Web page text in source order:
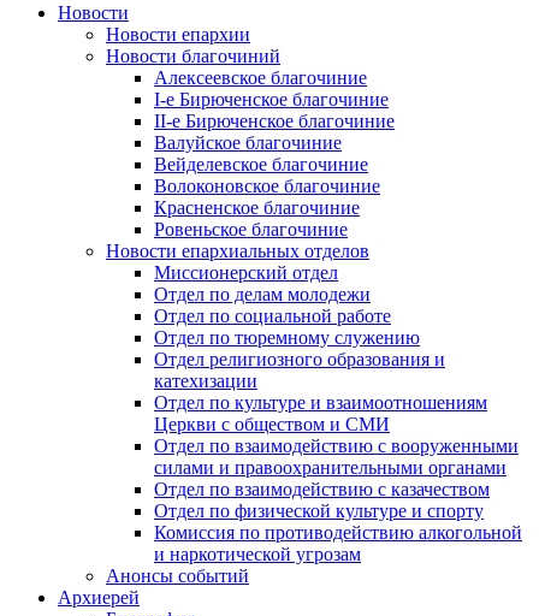
Новости
Новости епархии
Новости благочиний
Алексеевское благочиние
I-е Бирюченское благочиние
II-е Бирюченское благочиние
Валуйское благочиние
Вейделевское благочиние
Волоконовское благочиние
Красненское благочиние
Ровеньское благочиние
Новости епархиальных отделов
Миссионерский отдел
Отдел по делам молодежи
Отдел по социальной работе
Отдел по тюремному служению
Отдел религиозного образования и
катехизации
Отдел по культуре и взаимоотношениям
Церкви с обществом и СМИ
Отдел по взаимодействию с вооруженными
силами и правоохранительными органами
Отдел по взаимодействию с казачеством
Отдел по физической культуре и спорту
Комиссия по противодействию алкогольной
и наркотической угрозам
Анонсы событий
Архиерей